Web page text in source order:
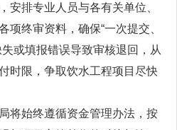
安排专业人员与各有关单位、
项终审资料，确保“一次提交、
或填报错误导致审核退回，从
时限，争取饮水工程项目尽快
将始终遵循资金管理办法，按